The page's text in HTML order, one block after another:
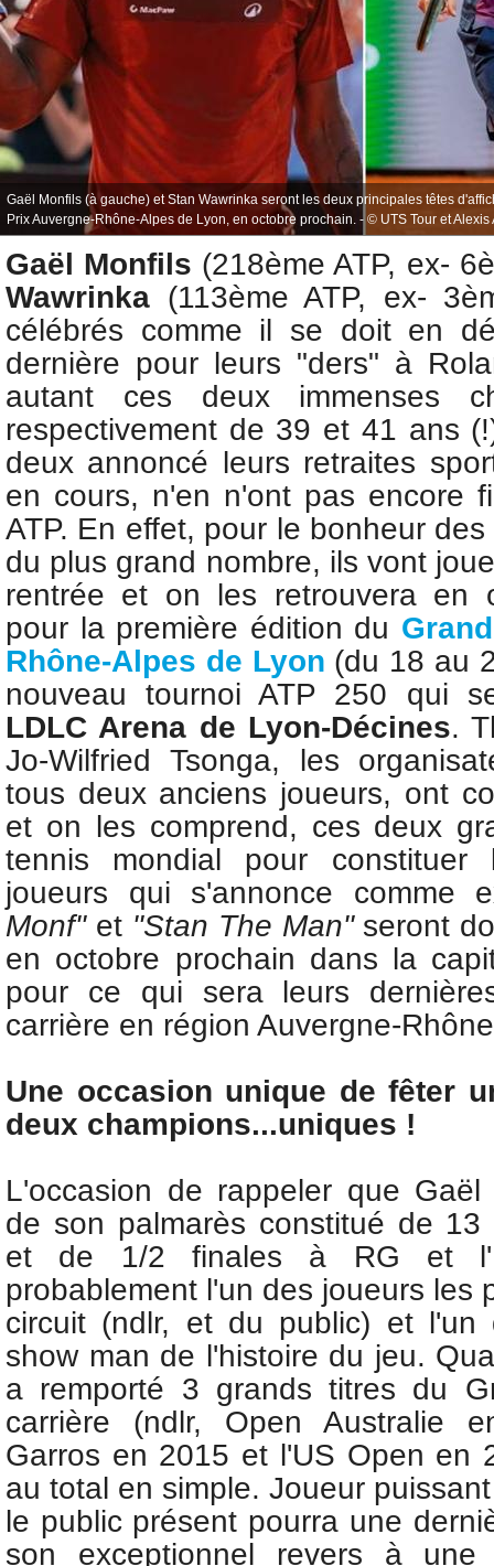
Gaël Monfils (à gauche) et Stan Wawrinka seront les deux principales têtes
Prix Auvergne-Rhône-Alpes de Lyon, en octobre prochain. - © UTS Tour et Alexis
Gaël Monfils (218ème ATP, ex-
Wawrinka (113ème ATP, ex-
célébrés comme il se doit en
dernière pour leurs "ders" à
autant ces deux immenses
respectivement de 39 et 41 ans
deux annoncé leurs retraites
en cours, n'en n'ont pas encore
ATP. En effet, pour le bonheur
du plus grand nombre, ils vont
rentrée et on les retrouvera en
pour la première édition du
Rhône-Alpes de Lyon (du 18 au
nouveau tournoi ATP 250 qui
LDLC Arena de Lyon-Décines.
Jo-Wilfried Tsonga, les
tous deux anciens joueurs, ont
et on les comprend, ces deux
tennis mondial pour constituer
joueurs qui s'annonce comme
Monf"et "Stan The Man"seront
en octobre prochain dans la
pour ce qui sera leurs
carrière en région Auvergne-
Une occasion unique de fêter
deux champions...uniques !
L'occasion de rappeler que
de son palmarès constitué de 13
et de 1/2 finales à RG et
probablement l'un des joueurs les
circuit (ndlr, et du public) et l'un
show man de l'histoire du jeu.
a remporté 3 grands titres du
carrière (ndlr, Open Australie
Garros en 2015 et l'US Open en
au total en simple. Joueur
le public présent pourra une
son exceptionnel revers à